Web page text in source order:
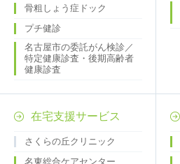
骨粗しょう症ドック
プチ健診
名古屋市の委託がん検診／
特定健康診査・後期高齢者
健康診査
在宅支援サービス
さくらの丘クリニック
名東総合ケアセンター